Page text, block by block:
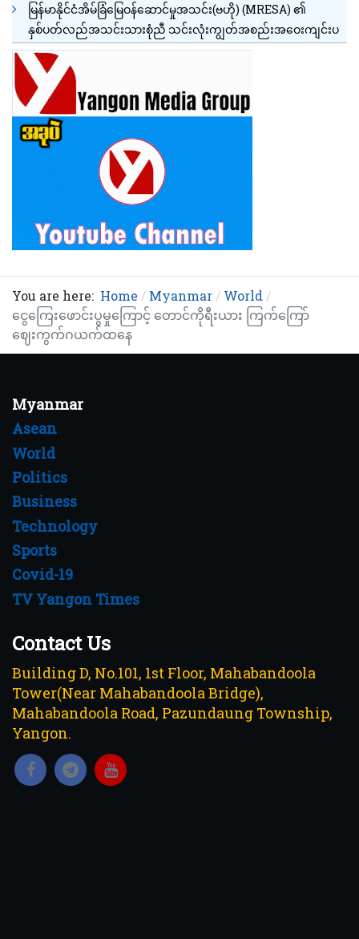
မြန်မာနိုင်ငံအိမ်ခြံမြေဝန်ဆောင်မှုအသင်း(ဗဟို) (MRESA) ၏
နှစ်ပတ်လည်အသင်းသားစုံညီ သင်းလုံးကျွတ်အစည်းအဝေးကျင်းပ
You are here: Home Myanmar
World
ငွေကြေးဖောင်းပွမှုကြောင့် တောင်ကိုရီးယား ကြက်ကြော်
ဈေးကွက်ဂယက်ထနေ
Myanmar
Asean
World
Politics
Business
Technology
Sports
Covid-19
TV Yangon Times
Contact Us
Building D, No.101, 1st Floor, Mahabandoola
Tower(Near Mahabandoola Bridge),
Mahabandoola Road, Pazundaung Township,
Yangon.